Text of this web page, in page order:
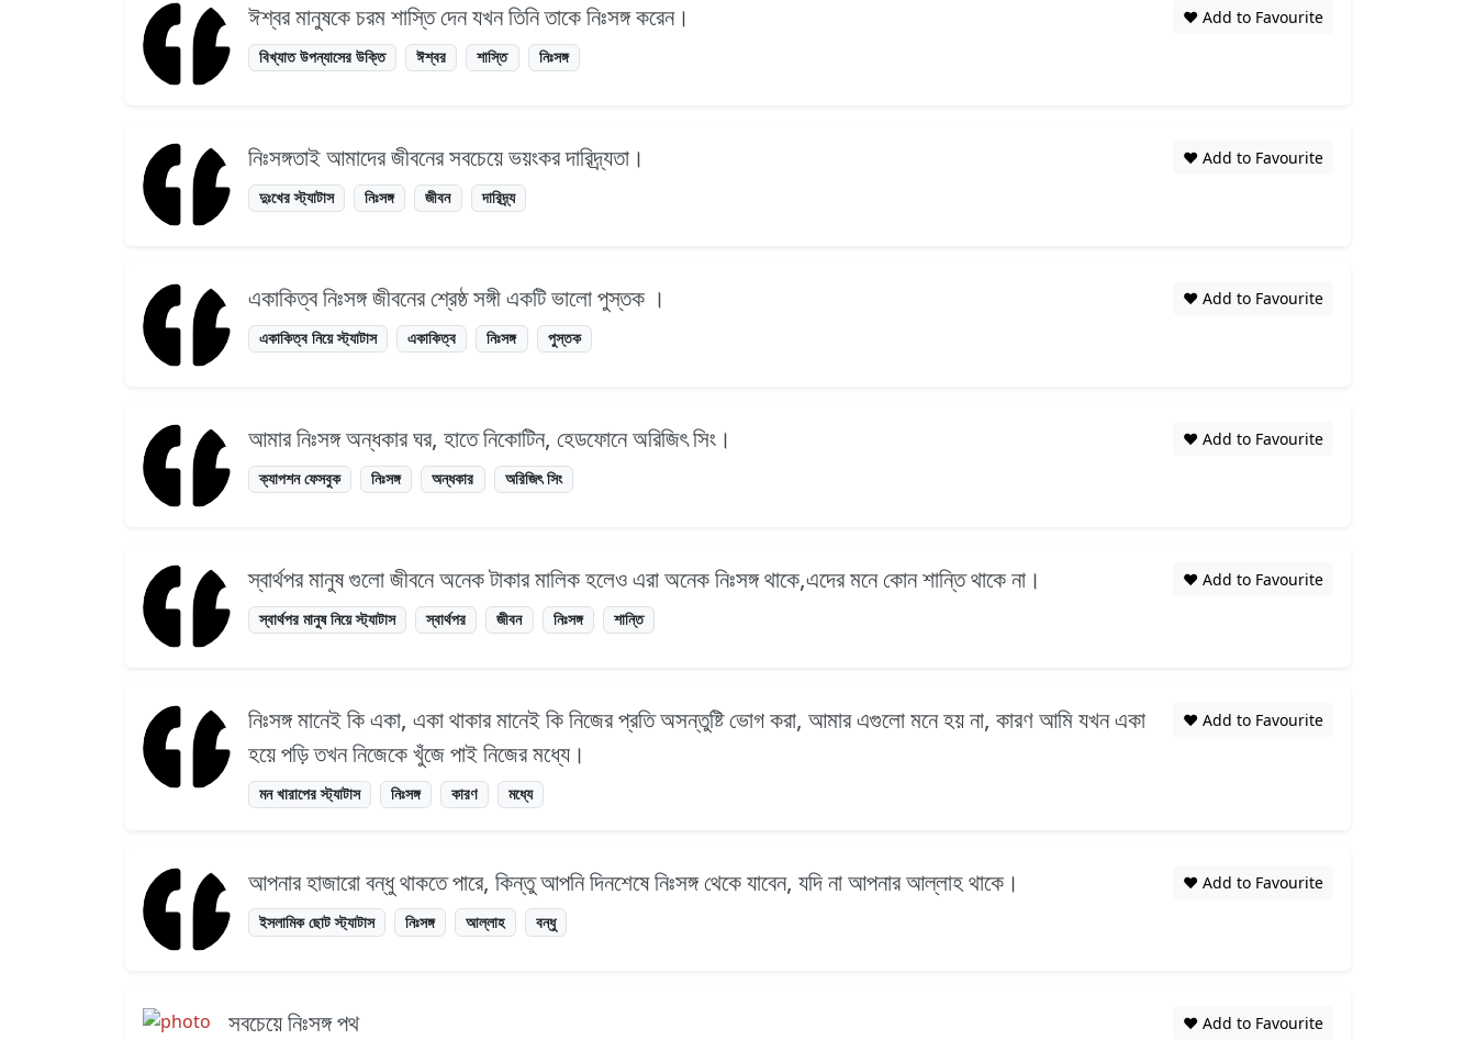
ঈশ্বর মানুষকে চরম শাস্তি দেন যখন তিনি তাকে নিঃসঙ্গ করেন।
বিখ্যাত উপন্যাসের উক্তি ঈশ্বর শাস্তি নিঃসঙ্গ
❤️ Add to Favourite
নিঃসঙ্গতাই আমাদের জীবনের সবচেয়ে ভয়ংকর দারিদ্র্যতা।
দুঃখের স্ট্যাটাস নিঃসঙ্গ জীবন দারিদ্র্য
❤️ Add to Favourite
একাকিত্ব নিঃসঙ্গ জীবনের শ্রেষ্ঠ সঙ্গী একটি ভালো পুস্তক ।
একাকিত্ব নিয়ে স্ট্যাটাস একাকিত্ব নিঃসঙ্গ পুস্তক
❤️ Add to Favourite
আমার নিঃসঙ্গ অন্ধকার ঘর, হাতে নিকোটিন, হেডফোনে অরিজিৎ সিং।
ক্যাপশন ফেসবুক নিঃসঙ্গ অন্ধকার অরিজিৎ সিং
❤️ Add to Favourite
স্বার্থপর মানুষ গুলো জীবনে অনেক টাকার মালিক হলেও এরা অনেক নিঃসঙ্গ থাকে,এদের মনে কোন শান্তি থাকে না।
স্বার্থপর মানুষ নিয়ে স্ট্যাটাস স্বার্থপর জীবন নিঃসঙ্গ শান্তি
❤️ Add to Favourite
নিঃসঙ্গ মানেই কি একা, একা থাকার মানেই কি নিজের প্রতি অসন্তুষ্টি ভোগ করা, আমার এগুলো মনে হয় না, কারণ আমি যখন একা
হয়ে পড়ি তখন নিজেকে খুঁজে পাই নিজের মধ্যে।
মন খারাপের স্ট্যাটাস নিঃসঙ্গ কারণ মধ্যে
❤️ Add to Favourite
আপনার হাজারো বন্ধু থাকতে পারে, কিন্তু আপনি দিনশেষে নিঃসঙ্গ থেকে যাবেন, যদি না আপনার আল্লাহ থাকে।
ইসলামিক ছোট স্ট্যাটাস নিঃসঙ্গ আল্লাহ বন্ধু
❤️ Add to Favourite
সবচেয়ে নিঃসঙ্গ পথ
❤️ Add to Favourite